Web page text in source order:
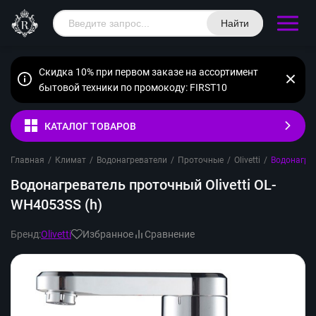
Найти
Скидка 10% при первом заказе на ассортимент
бытовой техники по промокоду: FIRST10
КАТАЛОГ ТОВАРОВ
Главная / Климат / Водонагреватели / Проточные / Olivetti /
Водонагреватель проточный Olivetti OL-
WH4053SS (h)
Бренд:Olivetti Избранное Сравнение